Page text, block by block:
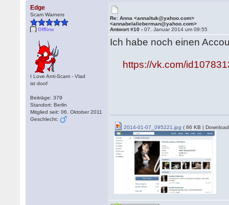
Edge
Scam Warners
Offline
I Love Anti-Scam - Vlad
ist doof
Beiträge: 379
Standort: Berlin
Mitglied seit: 06. Oktober 2011
Geschlecht:
Re: Anna <annaltuk@yahoo.com>
<annabelalieberman@yahoo.com>
Antwort #10 -07. Januar 2014 um 09:55
Ich habe noch einen
https://vk.com/
2014-01-07_095221.jpg ( 86 KB |